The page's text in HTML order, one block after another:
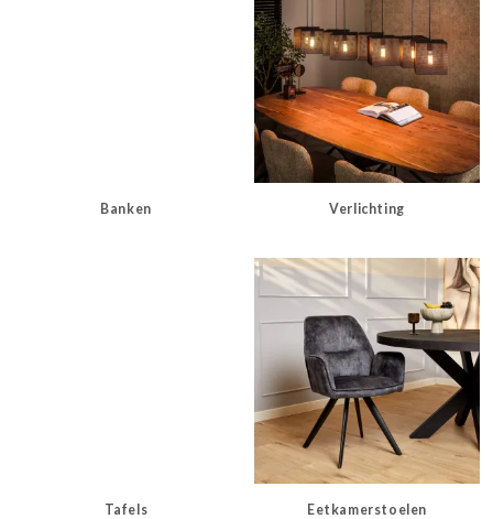
Banken Verlichting
Tafels Eetkamerstoelen